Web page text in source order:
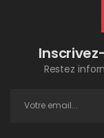
Restez